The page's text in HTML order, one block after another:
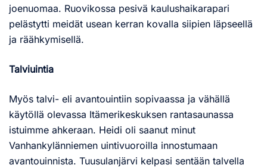
joenuomaa. Ruovikossa pesivä kaulushaikarapari
pelästytti meidät usean kerran kovalla siipien läpseellä
ja räähkymisellä.
Talviuintia
Myös talvi- eli avantouintiin sopivaassa ja vähällä
käytöllä olevassa Itämerikeskuksen rantasaunassa
istuimme ahkeraan. Heidi oli saanut minut
Vanhankylänniemen uintivuoroilla innostumaan
avantouinnista. Tuusulanjärvi kelpasi sentään talvella